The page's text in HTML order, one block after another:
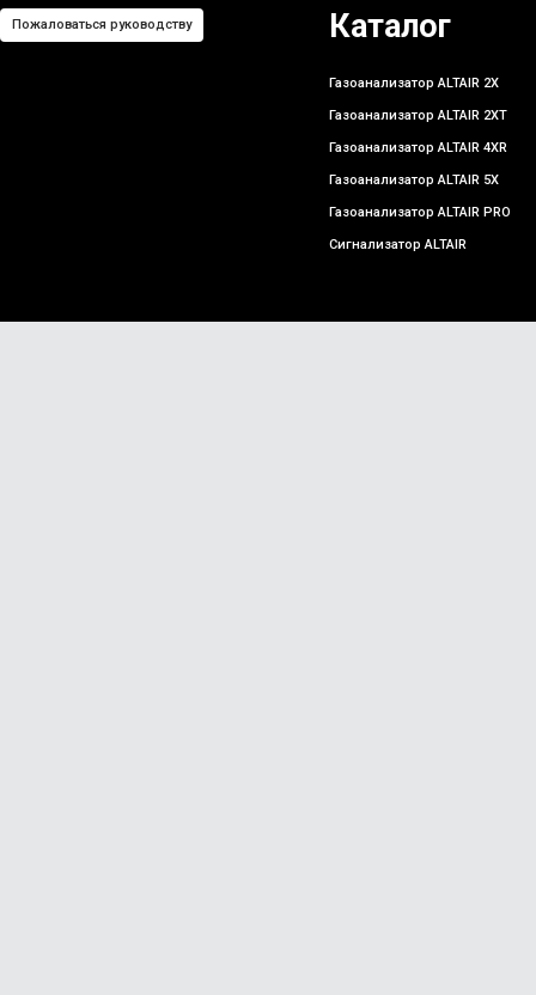
Пожаловаться руководству Каталог
Газоанализатор ALTAIR 2X
Газоанализатор ALTAIR 2XT
Газоанализатор ALTAIR 4XR
Газоанализатор ALTAIR 5X
Газоанализатор ALTAIR PRO
Сигнализатор ALTAIR